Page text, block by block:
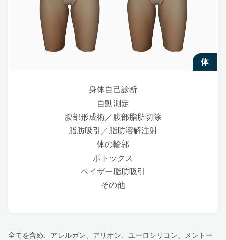
体
身体自己診断
自動測定
腹部形成術／腹部脂肪切除
脂肪吸引／脂肪溶解注射
体の輪郭
ボトックス
ベイザー脂肪吸引
その他
全てを含め、アレルガン、アリオン、ユーロシリコン、メントー